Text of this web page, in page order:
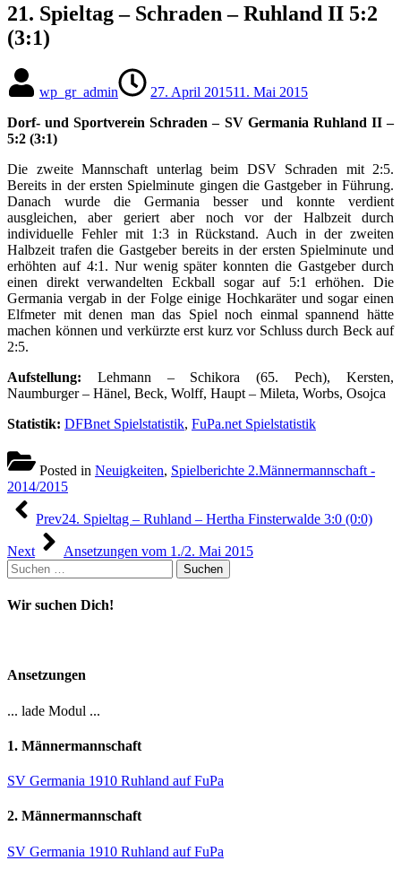
21. Spieltag – Schraden – Ruhland II 5:2
(3:1)
wp_gr_admin 27. April 201511. Mai 2015
Dorf- und Sportverein Schraden – SV Germania Ruhland II –
5:2 (3:1)
Die zweite Mannschaft unterlag beim DSV Schraden mit 2:5.
Bereits in der ersten Spielminute gingen die Gastgeber in Führung.
Danach wurde die Germania besser und konnte verdient
ausgleichen, aber geriert aber noch vor der Halbzeit durch
individuelle Fehler mit 1:3 in Rückstand. Auch in der zweiten
Halbzeit trafen die Gastgeber bereits in der ersten Spielminute und
erhöhten auf 4:1. Nur wenig später konnten die Gastgeber durch
einen direkt verwandelten Eckball sogar auf 5:1 erhöhen. Die
Germania vergab in der Folge einige Hochkaräter und sogar einen
Elfmeter mit denen man das Spiel noch einmal spannend hätte
machen können und verkürzte erst kurz vor Schluss durch Beck auf
2:5.
Aufstellung: Lehmann – Schikora (65. Pech), Kersten,
Naumburger – Hänel, Beck, Wolff, Haupt – Mileta, Worbs, Osojca
Statistik: DFBnet Spielstatistik, FuPa.net Spielstatistik
Posted in Neuigkeiten, Spielberichte 2.Männermannschaft -
2014/2015
Beitragsnavigation
Prev24. Spieltag – Ruhland – Hertha Finsterwalde 3:0 (0:0)
Next
Ansetzungen vom 1./2. Mai 2015
Suchen
nach:
Wir suchen Dich!
Ansetzungen
... lade Modul ...
1. Männermannschaft
SV Germania 1910 Ruhland auf FuPa
2. Männermannschaft
SV Germania 1910 Ruhland auf FuPa